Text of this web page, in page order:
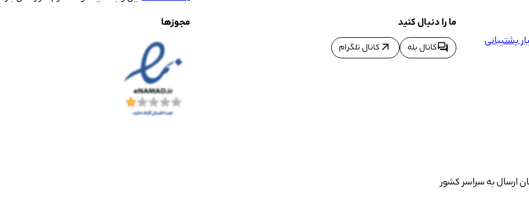
پشتیبانی
ما را دنبال کنید
forumکانال بله arrow_outward کانال تلگرام
مجوزها
ارسال به سراسر کشور